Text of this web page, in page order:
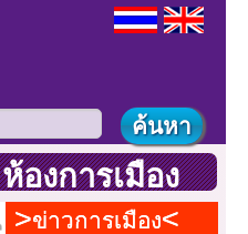
ห้องการเมือง
ข่าวการเมือง